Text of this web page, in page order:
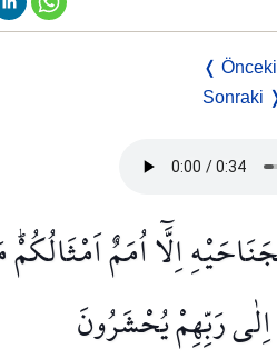
❬ Önceki
Sonraki
اِلَّٓا اُمَمٌ
رَبِّهِمْ يُحْشَرُونَ